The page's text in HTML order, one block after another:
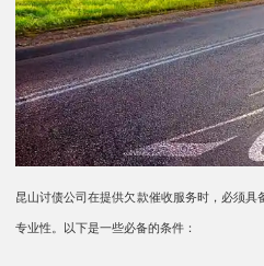
昆山讨债公司在提供欠款催收服务时，必须
专业性。以下是一些必备的条件：